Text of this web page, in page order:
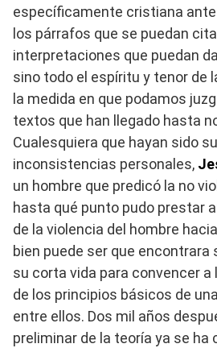
específicamente cristiana
los párrafos que se puedan
interpretaciones que puedan
sino todo el espíritu y tenor de
la medida en que podamos
textos que han llegado hasta
Cualesquiera que hayan sido
inconsistencias personales,
un hombre que predicó la no
hasta qué punto pudo prestar
de la violencia del hombre
bien puede ser que
su corta vida para convencer
de los principios básicos de
entre ellos. Dos mil años
preliminar de la teoría ya se ha